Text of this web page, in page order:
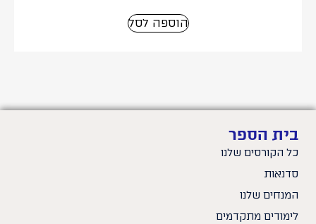
הוספה לסל
בית הספר
כל הקורסים שלנו
סדנאות
המנחים שלנו
לימודים מתקדמים